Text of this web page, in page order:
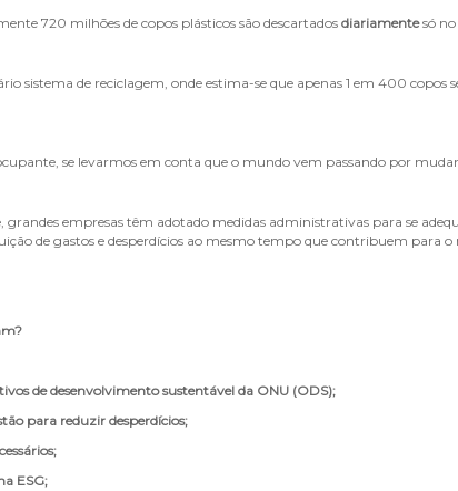
720 milhões de copos plásticos são descartados diariamentesó no
sistema de reciclagem, onde estima-se que apenas 1 em 400 copos
se levarmos em conta que o mundo vem passando por
grandes empresas têm adotado medidas administrativas para se
de gastos e desperdícios ao mesmo tempo que contribuem para
de desenvolvimento sustentável da ONU (ODS);
para reduzir desperdícios;
ESG;